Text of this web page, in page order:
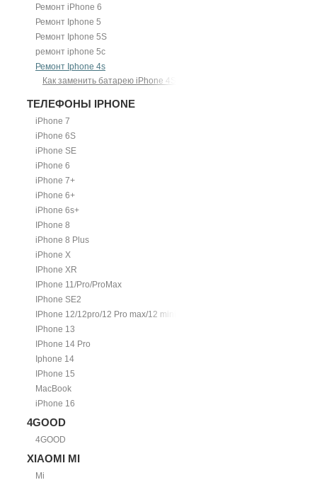
Ремонт iPhone 6
Ремонт Iphone 5
Ремонт Iphone 5S
ремонт iphone 5c
Ремонт Iphone 4s
Как заменить батарею iPhone 4S в домашних условиях?
ТЕЛЕФОНЫ IPHONE
iPhone 7
iPhone 6S
iPhone SE
iPhone 6
iPhone 7+
iPhone 6+
iPhone 6s+
IPhone 8
iPhone 8 Plus
iPhone X
IPhone XR
IPhone 11/Pro/ProMax
IPhone SE2
IPhone 12/12pro/12 Pro max/12 mini.
IPhone 13
IPhone 14 Pro
Iphone 14
IPhone 15
MacBook
iPhone 16
4GOOD
4GOOD
XIAOMI MI
Mi